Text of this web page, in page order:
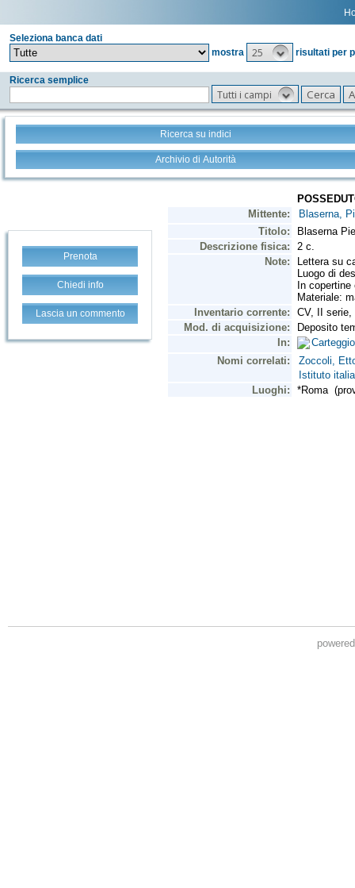
Seleziona banca dati
mostra
25 risultati per
Ricerca semplice
Tutti i campi
Ricerca su indici
Archivio di Autorità
Prenota
Chiedi info
Lascia un commento